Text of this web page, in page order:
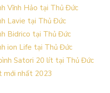
Vĩnh Hảo tại Thủ Đức
Lavie tại Thủ Đức
Bidrico tại Thủ Đức
ion Life tại Thủ Đức
Satori 20 lít tại Thủ Đức
mới nhất 2023